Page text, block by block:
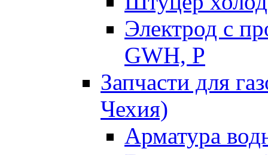
Электрод с
GWH, P
Запчасти для
Чехия)
Арматура